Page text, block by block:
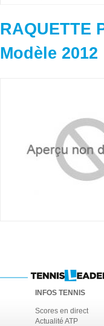
RAQUETTE
Modèle 2012
INFOS TENNIS
Scores en direct
Actualité ATP